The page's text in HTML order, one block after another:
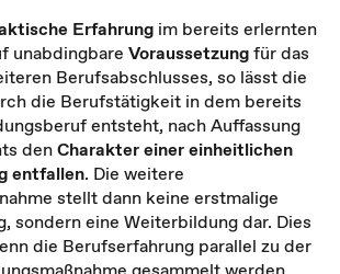
Erfahrung im bereits erlernten
unabdingbare Voraussetzungfür das
Berufsabschlusses, so lässt die
die Berufstätigkeit in dem bereits
entsteht, nach Auffassung
denCharakter einer einheitlichen
entfallen. Die weitere
stellt dann keine erstmalige
sondern eine Weiterbildung dar. Dies
die Berufserfahrung parallel zu der